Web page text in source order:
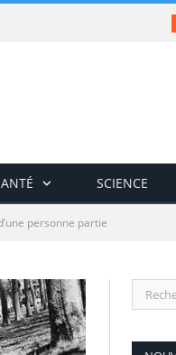
SCIENCE
personne partie